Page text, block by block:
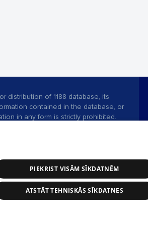
distribution of 1188 database, its
contained in the database, or
in any form is strictly prohibited.
service: e-mail -info@1188.lv
PIEKRIST VISĀM SĪKDATNĒM
ATSTĀT TEHNISKĀS SĪKDATNES